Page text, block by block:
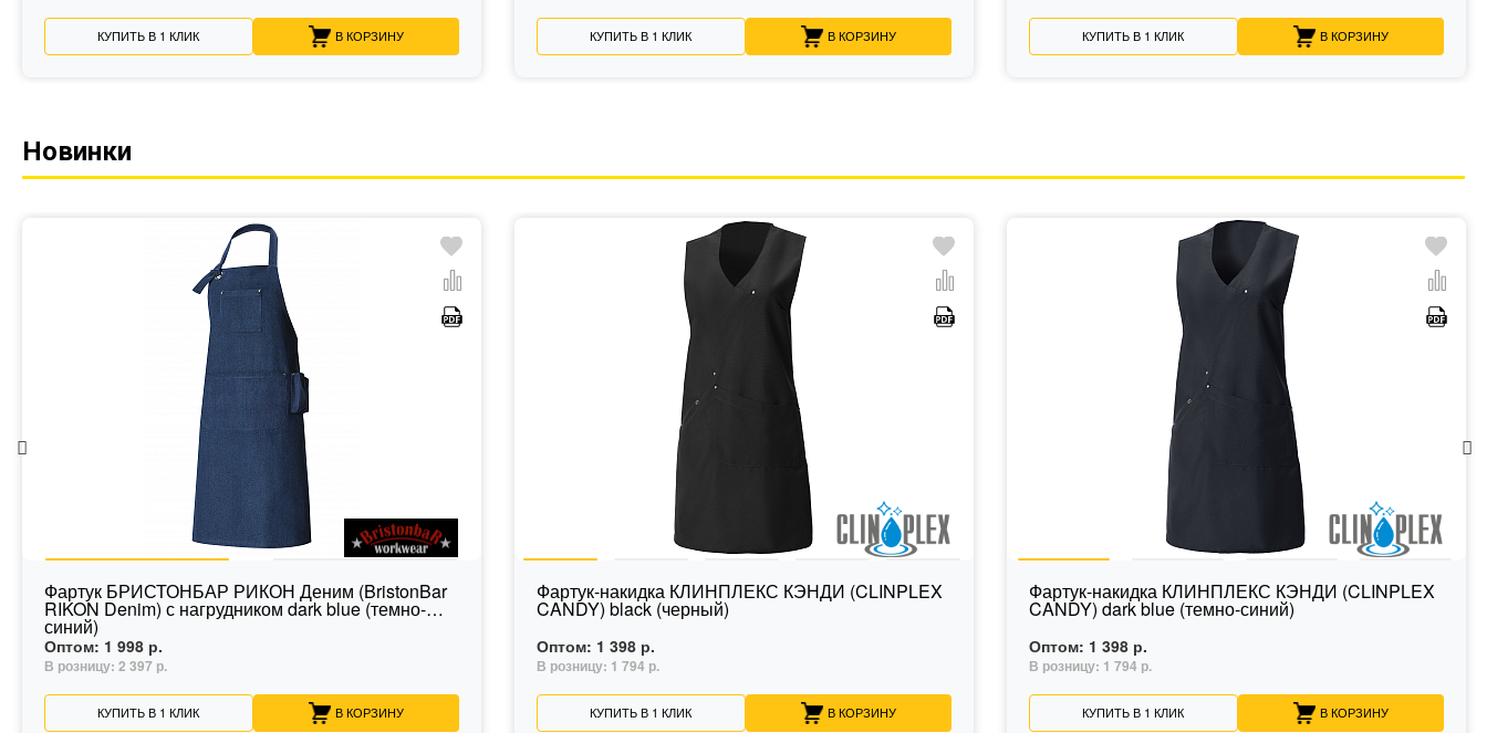
КУПИТЬ В 1 КЛИК В КОРЗИНУ КУПИТЬ В 1 КЛИК В КОРЗИНУ КУПИТЬ В 1 КЛИК В КОРЗИНУ
Новинки
Фартук БРИСТОНБАР РИКОН Деним (BristonBar
RIKON Denim) с нагрудником dark blue (темно-
синий)
Оптом: 1 998 р.
В розницу: 2 397 р.
КУПИТЬ В 1 КЛИК В КОРЗИНУ
Фартук-накидка КЛИНПЛЕКС КЭНДИ (CLINPLEX
CANDY) black (черный)
Оптом: 1 398 р.
В розницу: 1 794 р.
КУПИТЬ В 1 КЛИК В КОРЗИНУ
Фартук-накидка КЛИНПЛЕКС КЭНДИ (CLINPLEX
CANDY) dark blue (темно-синий)
Оптом: 1 398 р.
В розницу: 1 794 р.
КУПИТЬ В 1 КЛИК В КОРЗИНУ